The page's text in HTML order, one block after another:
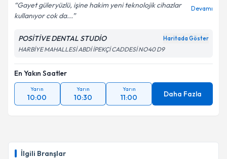
İlgili Branşlar
Gayet güleryüzlü, işine hakim yeni teknolojik cihazlar
kullanıyor cok da...
Devamı
POSİTİVE DENTAL STUDİO Haritada Göster
HARBİYE MAHALLESİ ABDİ İPEKÇİ CADDESİ NO40 D9
En Yakın Saatler
Yarın
10:00
Yarın
10:30
Yarın
11:00 Daha Fazla